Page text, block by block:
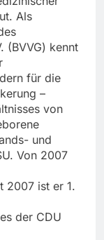
Als
(BVVG) kennt
für die
–
von
und
Von 2007
2007 ist er 1.
der CDU